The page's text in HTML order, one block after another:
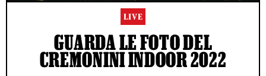
LIVE
GUARDA LE FOTO DEL
CREMONINI INDOOR 2022